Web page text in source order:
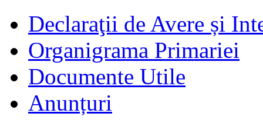
Declaraţii de Avere și
Organigrama Primariei
Documente Utile
Anunțuri